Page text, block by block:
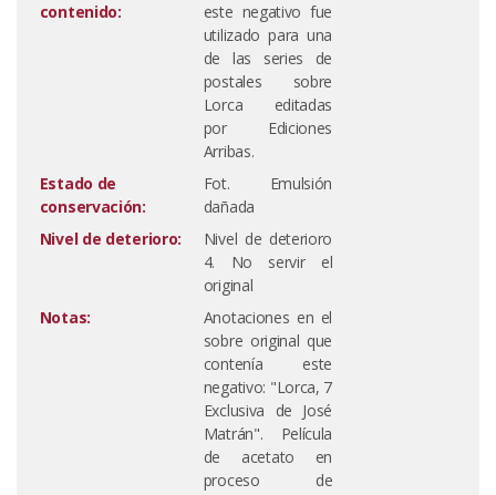
contenido:
este negativo fue
utilizado para una
de las series de
postales sobre
Lorca editadas
por Ediciones
Arribas.
Estado de
conservación:
Fot. Emulsión
dañada
Nivel de deterioro:
Nivel de deterioro
4. No servir el
original
Notas:
Anotaciones en el
sobre original que
contenía este
negativo: "Lorca, 7
Exclusiva de José
Matrán". Película
de acetato en
proceso de